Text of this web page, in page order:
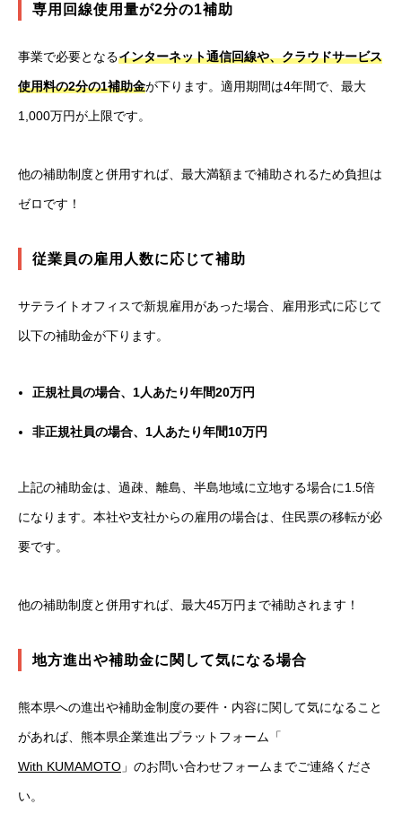
専用回線使用量が2分の1補助
事業で必要となるインターネット通信回線や、クラウドサービス
使用料の2分の1補助金が下ります。適用期間は4年間で、最大
1,000万円が上限です。
他の補助制度と併用すれば、最大満額まで補助されるため負担は
ゼロです！
従業員の雇用人数に応じて補助
サテライトオフィスで新規雇用があった場合、雇用形式に応じて
以下の補助金が下ります。
正規社員の場合、1人あたり年間20万円
非正規社員の場合、1人あたり年間10万円
上記の補助金は、過疎、離島、半島地域に立地する場合に1.5倍
になります。本社や支社からの雇用の場合は、住民票の移転が必
要です。
他の補助制度と併用すれば、最大45万円まで補助されます！
地方進出や補助金に関して気になる場合
熊本県への進出や補助金制度の要件・内容に関して気になること
があれば、熊本県企業進出プラットフォーム「
With KUMAMOTO 」のお問い合わせフォームまでご連絡くださ
い。